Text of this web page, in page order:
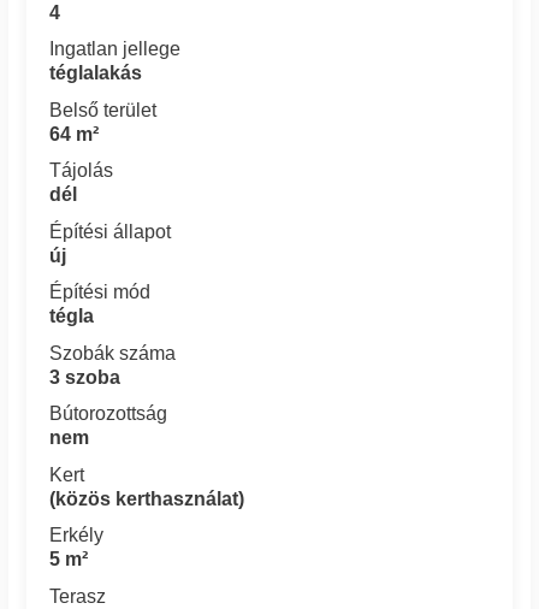
4
Ingatlan jellege
téglalakás
Belső terület
64 m²
Tájolás
dél
Építési állapot
új
Építési mód
tégla
Szobák száma
3 szoba
Bútorozottság
nem
Kert
(közös kerthasználat)
Erkély
5 m²
Terasz